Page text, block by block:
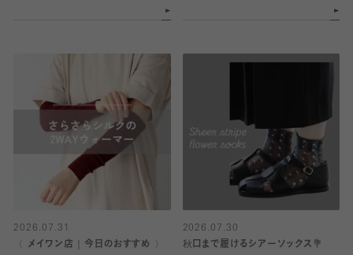
2026.07.31
〈 メイワン店｜今日のおすすめ 〉
2026.07.30
秋口まで履けるシアーソックス💐